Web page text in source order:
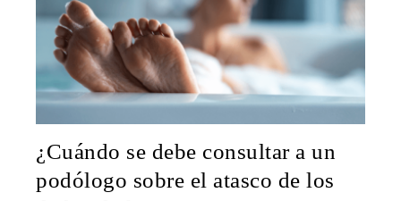
¿Cuándo se debe consultar a un
podólogo sobre el atasco de los